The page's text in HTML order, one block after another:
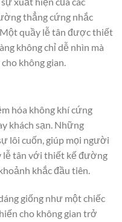
thẳng cứng nhắc
quầy lễ tân được thiết
không chỉ dễ nhìn mà
không gian.
hóa không khí cứng
khách sạn. Những
lôi cuốn, giúp mọi người
lễ tân với thiết kế đường
khắc đầu tiên.
giống như một chiếc
cho không gian trở